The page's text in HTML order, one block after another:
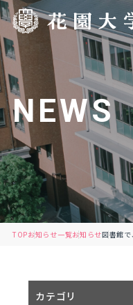
NEWS
TOPお知らせ一覧お知らせ図書館
カテゴリ